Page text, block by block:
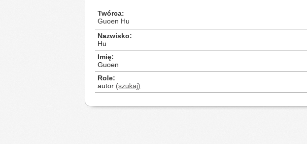
Twórca
Guoen Hu
Nazwisko
Hu
Imię
Guoen
Role
autor (szukaj)